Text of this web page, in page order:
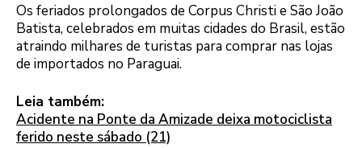
Os feriados prolongados de Corpus Christi e São João
Batista, celebrados em muitas cidades do Brasil, estão
atraindo milhares de turistas para comprar nas lojas
de importados no Paraguai.
Leia também:
Acidente na Ponte da Amizade deixa motociclista
ferido neste sábado (21)